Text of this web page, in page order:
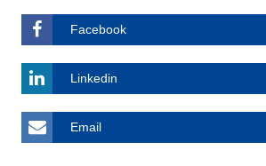
Facebook
Linkedin
Email